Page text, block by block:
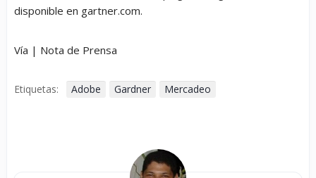
disponible en gartner.com.
Vía | Nota de Prensa
Etiquetas: Adobe Gardner Mercadeo